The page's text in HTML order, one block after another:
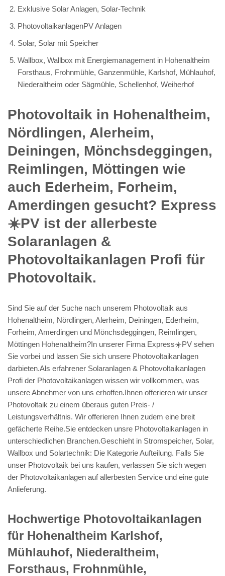
Exklusive Solar Anlagen, Solar-Technik
PhotovoltaikanlagenPV Anlagen
Solar, Solar mit Speicher
Wallbox, Wallbox mit Energiemanagement in Hohenaltheim
Forsthaus, Frohnmühle, Ganzenmühle, Karlshof, Mühlauhof,
Niederaltheim oder Sägmühle, Schellenhof, Weiherhof
Photovoltaik in Hohenaltheim,
Nördlingen, Alerheim,
Deiningen, Mönchsdeggingen,
Reimlingen, Möttingen wie
auch Ederheim, Forheim,
Amerdingen gesucht? Express
☀️PV️ ist der allerbeste
Solaranlagen &
Photovoltaikanlagen Profi für
Photovoltaik.
Sind Sie auf der Suche nach unserem Photovoltaik aus
Hohenaltheim, Nördlingen, Alerheim, Deiningen, Ederheim,
Forheim, Amerdingen und Mönchsdeggingen, Reimlingen,
Möttingen Hohenaltheim?In unserer Firma Express☀️PV️ sehen
Sie vorbei und lassen Sie sich unsere Photovoltaikanlagen
darbieten.Als erfahrener Solaranlagen & Photovoltaikanlagen
Profi der Photovoltaikanlagen wissen wir vollkommen, was
unsere Abnehmer von uns erhoffen.Ihnen offerieren wir unser
Photovoltaik zu einem überaus guten Preis- /
Leistungsverhältnis. Wir offerieren Ihnen zudem eine breit
gefächerte Reihe.Sie entdecken unsre Photovoltaikanlagen in
unterschiedlichen Branchen.Geschieht in Stromspeicher, Solar,
Wallbox und Solartechnik: Die Kategorie Aufteilung. Falls Sie
unser Photovoltaik bei uns kaufen, verlassen Sie sich wegen
der Photovoltaikanlagen auf allerbesten Service und eine gute
Anlieferung.
Hochwertige Photovoltaikanlagen
für Hohenaltheim Karlshof,
Mühlauhof, Niederaltheim,
Forsthaus, Frohnmühle,